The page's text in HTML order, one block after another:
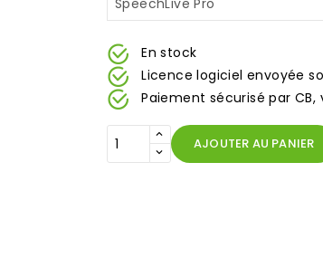
En stock
Licence logiciel envoyée
Paiement sécurisé par
AJOUTER AU PANIER